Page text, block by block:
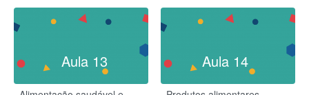
Aula 13 Aula 14